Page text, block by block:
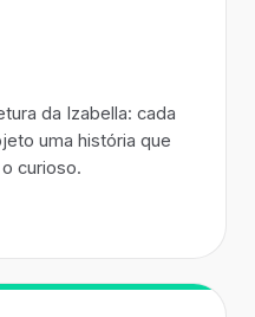
da Izabella: cada
uma história que
curioso.